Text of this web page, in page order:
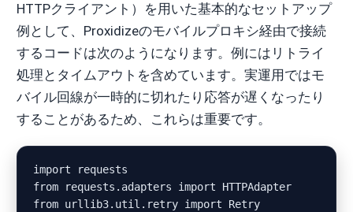
HTTPクライアント）を用いた基本的なセットアップ
例として、Proxidizeのモバイルプロキシ経由で接続
するコードは次のようになります。例にはリトライ
処理とタイムアウトを含めています。実運用ではモ
バイル回線が一時的に切れたり応答が遅くなったり
することがあるため、これらは重要です。
import requests
from requests.adapters import HTTPAdapter
from urllib3.util.retry import Retry